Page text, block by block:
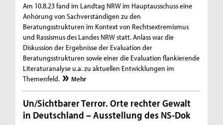
Am 10.8.23 fand im Landtag NRW im Hauptausschuss eine
Anhörung von Sachverständigen zu den
Beratungsstrukturen im Kontext von Rechtsextremismus
und Rassismus des Landes NRW statt. Anlass war die
Diskussion der Ergebnisse der Evaluation der
Beratungsstrukturen sowie einer die Evaluation flankierende
Literaturanalyse u.a. zu aktuellen Entwicklungen im
Themenfeld.
Mehr
Un/Sichtbarer Terror. Orte rechter Gewalt
in Deutschland – Ausstellung des NS-Dok